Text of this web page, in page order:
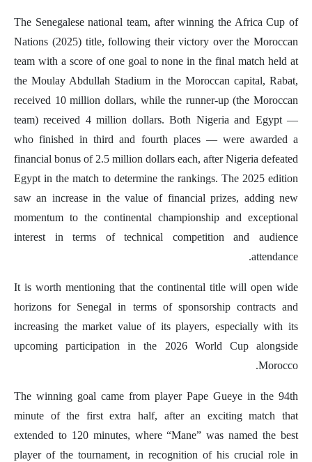
The Senegalese national team, after winning the Africa Cup of
Nations (2025) title, following their victory over the Moroccan
team with a score of one goal to none in the final match held at
the Moulay Abdullah Stadium in the Moroccan capital, Rabat,
received 10 million dollars, while the runner-up (the Moroccan
team) received 4 million dollars. Both Nigeria and Egypt —
who finished in third and fourth places — were awarded a
financial bonus of 2.5 million dollars each, after Nigeria defeated
Egypt in the match to determine the rankings. The 2025 edition
saw an increase in the value of financial prizes, adding new
momentum to the continental championship and exceptional
interest in terms of technical competition and audience
attendance.
It is worth mentioning that the continental title will open wide
horizons for Senegal in terms of sponsorship contracts and
increasing the market value of its players, especially with its
upcoming participation in the 2026 World Cup alongside
Morocco.
The winning goal came from player Pape Gueye in the 94th
minute of the first extra half, after an exciting match that
extended to 120 minutes, where “Mane” was named the best
player of the tournament, in recognition of his crucial role in